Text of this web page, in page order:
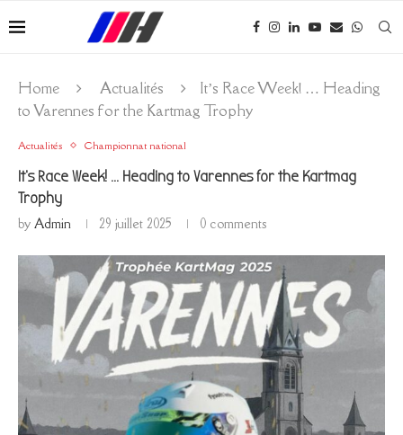
Home Actualités
It’s Race Week! … Heading
to Varennes for the Kartmag Trophy
Actualités Championnat national
It’s Race Week! … Heading to Varennes for the Kartmag
Trophy
by Admin 29 juillet 2025 0 comments